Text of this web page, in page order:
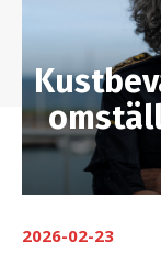
2026-02-23